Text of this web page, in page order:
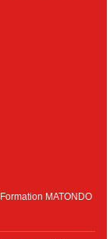
MATONDO